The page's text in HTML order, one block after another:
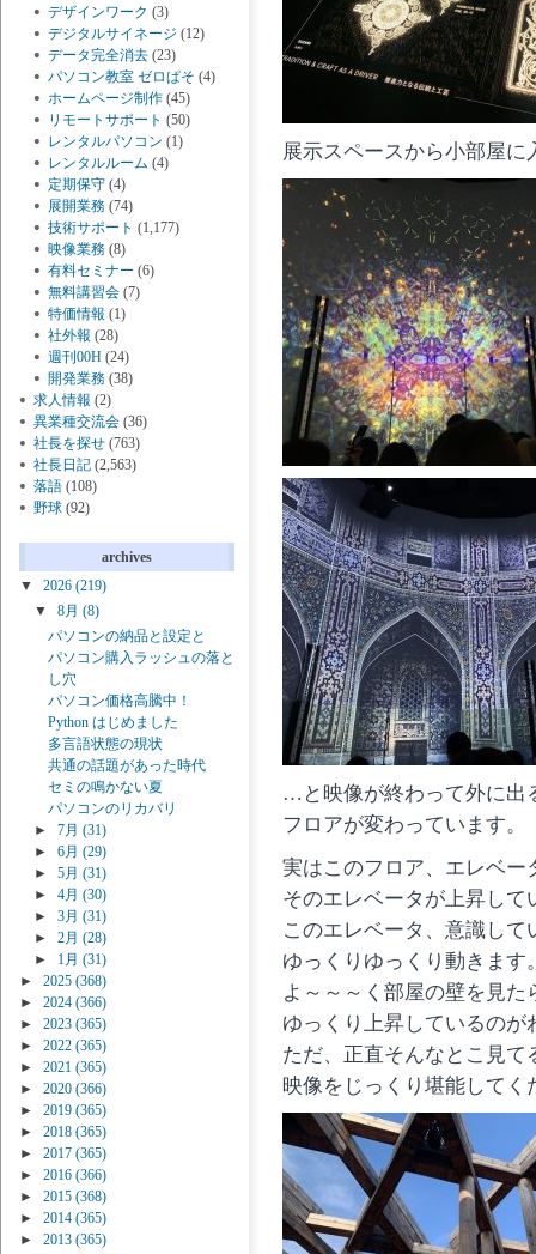
デザインワーク (3)
デジタルサイネージ (12)
データ完全消去 (23)
パソコン教室 ゼロぱそ (4)
ホームページ制作 (45)
リモートサポート (50)
レンタルパソコン (1)
レンタルルーム (4)
定期保守 (4)
展開業務 (74)
技術サポート (1,177)
映像業務 (8)
有料セミナー (6)
無料講習会 (7)
特価情報 (1)
社外報 (28)
週刊00H (24)
開発業務 (38)
求人情報 (2)
異業種交流会 (36)
社長を探せ (763)
社長日記 (2,563)
落語 (108)
野球 (92)
archives
▼
2026 (219)
▼
8月 (8)
パソコンの納品と設定と
パソコン購入ラッシュの落と
し穴
パソコン価格高騰中！
Python はじめました
多言語状態の現状
共通の話題があった時代
セミの鳴かない夏
パソコンのリカバリ
►
7月 (31)
►
6月 (29)
►
5月 (31)
►
4月 (30)
►
3月 (31)
►
2月 (28)
►
1月 (31)
►
2025 (368)
►
2024 (366)
►
2023 (365)
►
2022 (365)
►
2021 (365)
►
2020 (366)
►
2019 (365)
►
2018 (365)
►
2017 (365)
►
2016 (366)
►
2015 (368)
►
2014 (365)
►
2013 (365)
展示スペースから小部屋
…と映像が終わって外に出
フロアが変わっています。
実はこのフロア、エレベー
そのエレベータが上昇し
このエレベータ、意識し
ゆっくりゆっくり動きます
よ～～～く部屋の壁を見た
ゆっくり上昇しているのが
ただ、正直そんなとこ見て
映像をじっくり堪能してく